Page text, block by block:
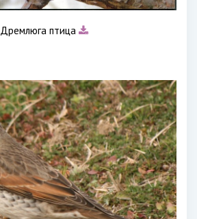
Дремлюга птица